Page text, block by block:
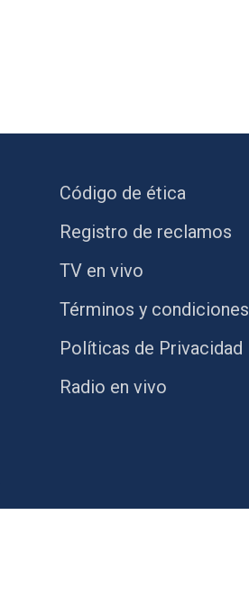
Código de ética
Registro de reclamos
TV en vivo
Términos y condiciones
Políticas de Privacidad
Radio en vivo